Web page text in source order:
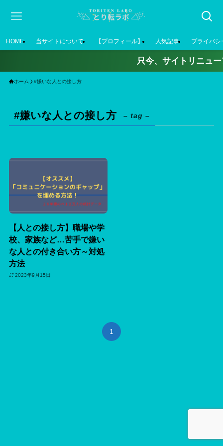
HOME 当サイトについて 【プロフィール】 人気記事 プライバシ
只今、サイトリニュー
ホーム #嫌いな人との接し方
#嫌いな人との接し方 – tag –
【人との接し方】職場や学
校、家族など…苦手で嫌い
な人との付き合い方～対処
方法
2023年9月15日
1